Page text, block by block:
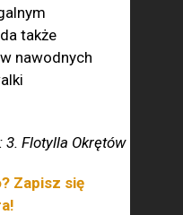
także
nawodnych
3. Flotylla Okrętów
Zapisz się